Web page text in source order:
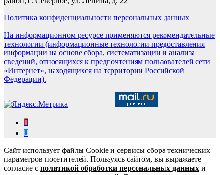
Политика конфиденциальности персональных данных
На информационном ресурсе применяются рекомендательные
технологии (информационные технологии предоставления
информации на основе сбора, систематизации и анализа
сведений, относящихся к предпочтениям пользователей сети
«Интернет», находящихся на территории Российской
Федерации).
Сайт использует файлы Cookie и сервисы сбора технических
параметров посетителей. Пользуясь сайтом, вы выражаете
согласие с политикой обработки персональных данных и